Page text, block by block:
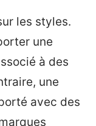
les styles.
une
à des
une
avec des